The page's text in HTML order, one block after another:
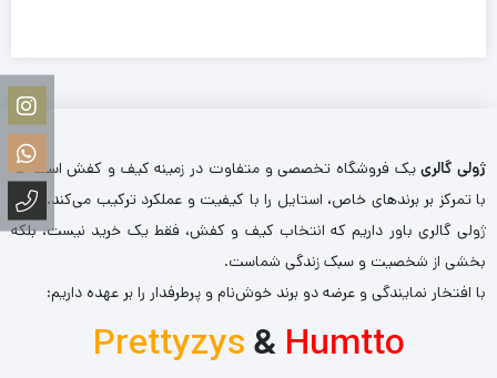
ژولی گالرییک فروشگاه تخصصی و متفاوت در زمینه کیف و کفش است که
با تمرکز بر برندهای خاص، استایل را با کیفیت و عملکرد ترکیب می‌کند. ما در
ژولی گالری باور داریم که انتخاب کیف و کفش، فقط یک خرید نیست، بلکه
بخشی از شخصیت و سبک زندگی شماست.
با افتخار نمایندگی و عرضه دو برند خوش‌نام و پرطرفدار را بر عهده داریم:
Prettyzys& Humtto